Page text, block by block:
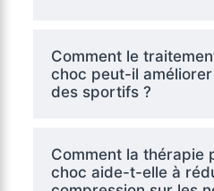
Comment le
choc peut-il
des sportifs ?
Comment la thérapie
choc aide-t-elle à